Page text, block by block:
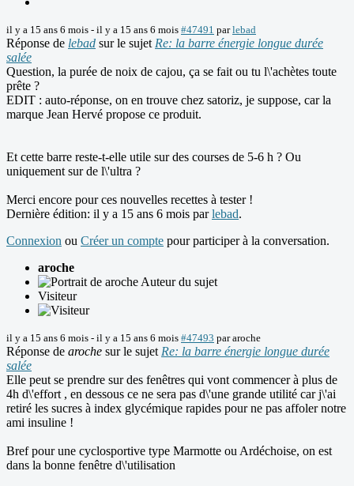
il y a 15 ans 6 mois - il y a 15 ans 6 mois #47491 parlebad
Réponse de lebad sur le sujet Re: la barre énergie longue durée
salée
Question, la purée de noix de cajou, ça se fait ou tu l\'achètes toute
prête ?
EDIT : auto-réponse, on en trouve chez satoriz, je suppose, car la
marque Jean Hervé propose ce produit.
Et cette barre reste-t-elle utile sur des courses de 5-6 h ? Ou
uniquement sur de l\'ultra ?
Merci encore pour ces nouvelles recettes à tester !
Dernière édition: il y a 15 ans 6 mois parlebad.
Connexion ou Créer un compte pour participer à la conversation.
aroche
Auteur du sujet
Visiteur
il y a 15 ans 6 mois - il y a 15 ans 6 mois #47493 pararoche
Réponse de aroche sur le sujet Re: la barre énergie longue durée
salée
Elle peut se prendre sur des fenêtres qui vont commencer à plus de
4h d\'effort , en dessous ce ne sera pas d\'une grande utilité car j\'ai
retiré les sucres à index glycémique rapides pour ne pas affoler notre
ami insuline !
Bref pour une cyclosportive type Marmotte ou Ardéchoise, on est
dans la bonne fenêtre d\'utilisation